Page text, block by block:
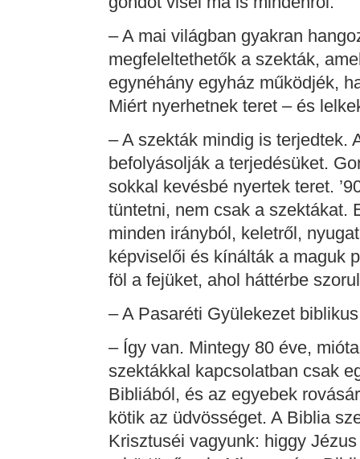
– A mai világban gyakran
megfeleltethetők a szekták,
egynéhány egyház működjék,
Miért nyerhetnek teret – és
– A szekták mindig is terjedtek.
befolyásolják a terjedésüket.
sokkal kevésbé nyertek teret.
tüntetni, nem csak a szektákat.
minden irányból, keletről,
képviselői és kínálták a maguk
föl a fejüket, ahol háttérbe
– A Pasaréti Gyülekezet
– Így van. Mintegy 80 éve,
szektákkal kapcsolatban csak
Bibliából, és az egyebek
kötik az üdvösséget. A Biblia
Krisztuséi vagyunk: higgy